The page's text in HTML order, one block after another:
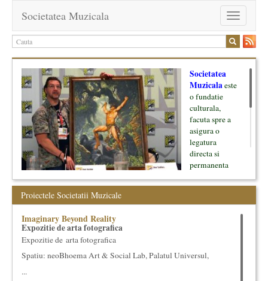
Toggle
navigation
Societatea Muzicala
Societatea
Muzicalaeste
o fundatie
culturala,
facuta spre a
asigura o
legatura
directa si
permanenta
oamenii ei, pe
inceput cu muzica clasica - si de aici numele -, insa acum
dezvoltam proiecte si in alte domenii ale culturii.
Facem management cultural, dezvoltam si administram proiecte
Proiectele Societatii Muzicale
Imaginary Beyond Reality
Expozitie de arta fotografica
Expozitie de arta fotografica
Spatiu: neoBhoema Art & Social Lab, Palatul Universul,
...